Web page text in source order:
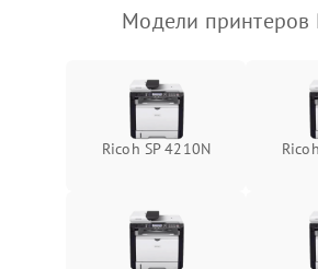
Модели принтеров
Ricoh SP 4210N